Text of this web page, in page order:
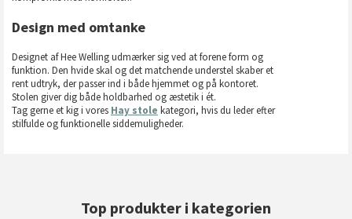
Design med omtanke
Designet af Hee Welling udmærker sig ved at forene form og
funktion. Den hvide skal og det matchende understel skaber et
rent udtryk, der passer ind i både hjemmet og på kontoret.
Stolen giver dig både holdbarhed og æstetik i ét.
Tag gerne et kig i vores Hay stole kategori, hvis du leder efter
stilfulde og funktionelle siddemuligheder.
Top produkter i kategorien